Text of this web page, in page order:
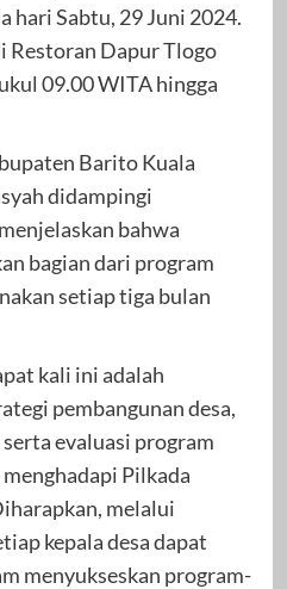
hari Sabtu, 29 Juni 2024.
Restoran Dapur Tlogo
09.00 WITA hingga
Barito Kuala
didampingi
bahwa
bagian dari program
setiap tiga bulan
kali ini adalah
pembangunan desa,
evaluasi program
Pilkada
melalui
kepala desa dapat
menyukseskan program-